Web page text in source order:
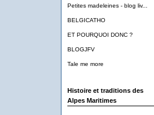
Petites madeleines - blog liv...
BELGICATHO
ET POURQUOI DONC ?
BLOGJFV
Tale me more
Histoire et traditions des
Alpes Maritimes